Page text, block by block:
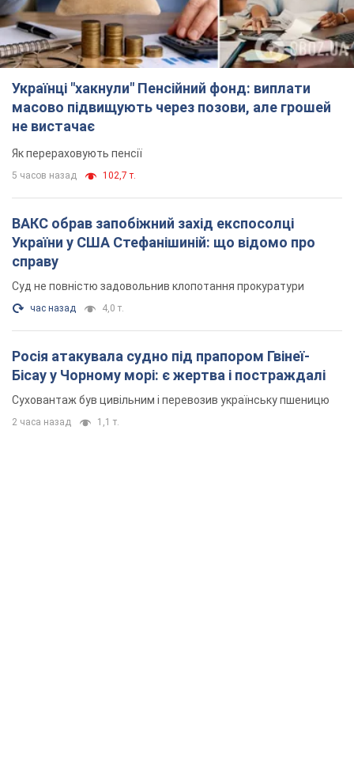
Українці "хакнули" Пенсійний фонд: виплати
масово підвищують через позови, але грошей
не вистачає
Як перераховують пенсії
5 часов назад 102,7 т.
ВАКС обрав запобіжний захід експосолці
України у США Стефанішиній: що відомо про
справу
Суд не повністю задовольнив клопотання прокуратури
час назад 4,0 т.
Росія атакувала судно під прапором Гвінеї-
Бісау у Чорному морі: є жертва і постраждалі
Суховантаж був цивільним і перевозив українську пшеницю
2 часа назад 1,1 т.